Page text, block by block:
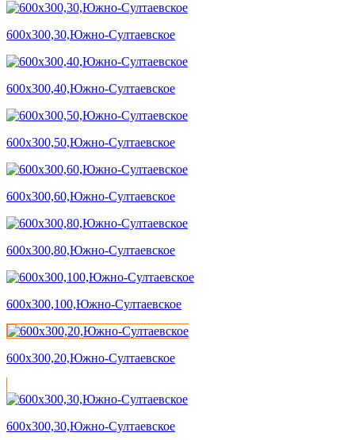
600х300,30,Южно-Султаевское
600х300,40,Южно-Султаевское
600х300,50,Южно-Султаевское
600х300,60,Южно-Султаевское
600х300,80,Южно-Султаевское
600х300,100,Южно-Султаевское
600х300,20,Южно-Султаевское
600х300,30,Южно-Султаевское